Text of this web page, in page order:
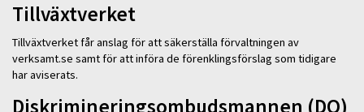
Tillväxtverket
Tillväxtverket får anslag för att säkerställa förvaltningen av
verksamt.se samt för att införa de förenklingsförslag som tidigare
har aviserats.
Diskrimineringsombudsmannen (DO)